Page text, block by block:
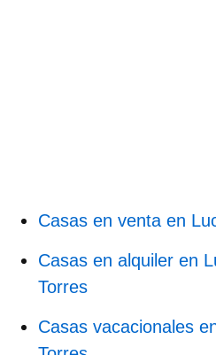
Casas en venta en
Casas en alquiler en
Torres
Casas vacacionales